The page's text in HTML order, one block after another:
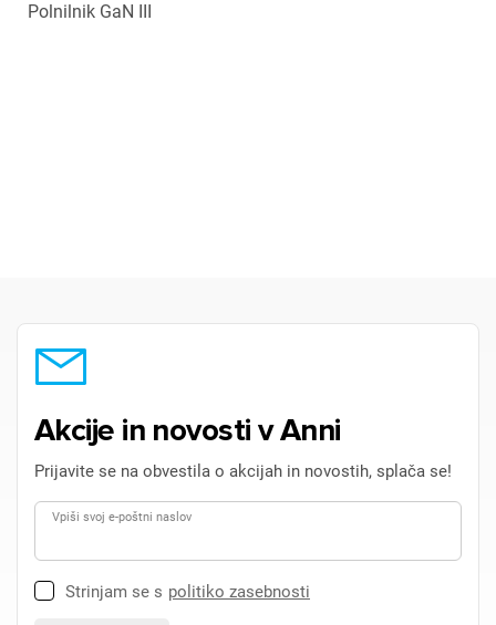
Polnilnik GaN III
Akcije in novosti v Anni
Prijavite se na obvestila o akcijah in novostih, splača se!
Vpiši svoj e-poštni naslov
Strinjam se s politiko zasebnosti